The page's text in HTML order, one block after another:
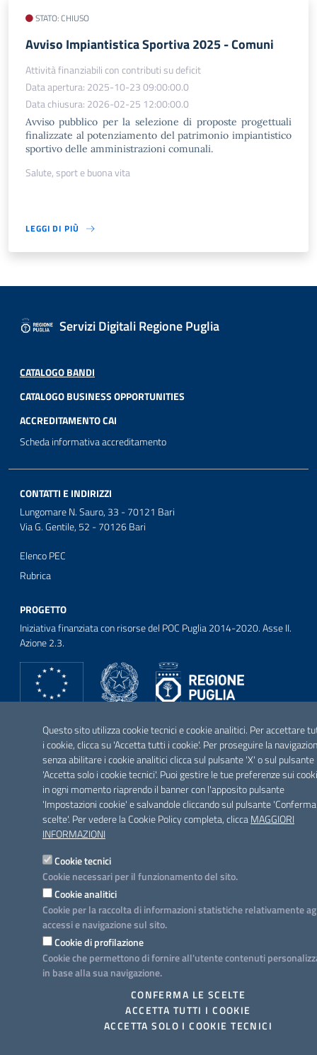
Questo sito utilizza cookie tecnici e cookie analitici. Per accettare
i cookie, clicca su 'Accetta tutti i cookie'. Per proseguire la
senza abilitare i cookie analitici clicca sul pulsante 'X' o sul pulsante
'Accetta solo i cookie tecnici'. Puoi gestire le tue preferenze sui
in ogni momento riaprendo il banner con l'apposito pulsante
'Impostazioni cookie' e salvandole cliccando sul pulsante
scelte'. Per vedere la Cookie Policy completa, cliccaMAGGIORI
INFORMAZIONI
Cookie tecnici
Cookie necessari per il funzionamento del sito.
Cookie analitici
Cookie per la raccolta di informazioni statistiche relativamente
accessi e navigazione sul sito.
Cookie di profilazione
Cookie che permettono di fornire all'utente contenuti
in base alla sua navigazione.
CONFERMA LE SCELTE
ACCETTA TUTTI I COOKIE
ACCETTA SOLO I COOKIE TECNICI
STATO: CHIUSO
Avviso Impiantistica Sportiva 2025 - Comuni
Attività finanziabili con contributi su deficit
Data apertura: 2025-10-23 09:00:00.0
Data chiusura: 2026-02-25 12:00:00.0
Avviso pubblico per la selezione di proposte progettuali
finalizzate al potenziamento del patrimonio impiantistico
sportivo delle amministrazioni comunali.
Salute, sport e buona vita
LEGGI DI PIÙ
Servizi Digitali Regione Puglia
CATALOGO BANDI
CATALOGO BUSINESS OPPORTUNITIES
ACCREDITAMENTO CAI
Scheda informativa accreditamento
CONTATTI E INDIRIZZI
Lungomare N. Sauro, 33 - 70121 Bari
Via G. Gentile, 52 - 70126 Bari
Elenco PEC
Rubrica
PROGETTO
Iniziativa finanziata con risorse del POC Puglia 2014-2020. Asse II.
Azione 2.3.
FacebookTwitter Youtube InstagramLinkedin